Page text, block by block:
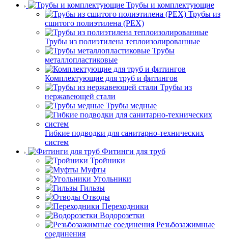
Трубы и комплектующие
Трубы из
сшитого полиэтилена (PEX)
Трубы из полиэтилена теплоизолированные
Трубы
металлопластиковые
Комплектующие для труб и фитингов
Трубы из
нержавеющей стали
Трубы медные
Гибкие подводки для санитарно-технических
систем
Фитинги для труб
Тройники
Муфты
Угольники
Гильзы
Отводы
Переходники
Водорозетки
Резьбозажимные
соединения